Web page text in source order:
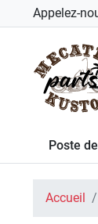
Appelez-
Poste
Accueil